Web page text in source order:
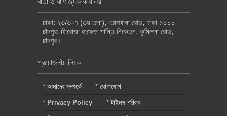
ঢাকা: ২৩/৩-এ (৩য় তলা), তোপখানা রোড, ঢাকা-১০০০
চাঁদপুর: ফিরোজা হাফেজ শান্তি নিকেতন, কুমিল্লা রোড,
চাঁদপুর।
প্রয়োজনীয় লিংক
* আমাদের সম্পর্কে * যোগাযোগ
* Privacy Policy *টাইমস পরিবার